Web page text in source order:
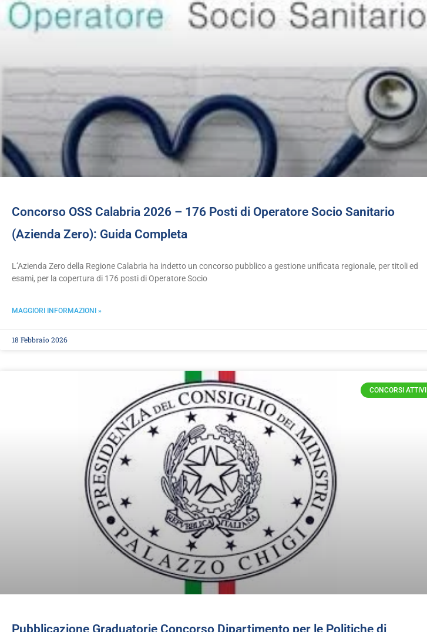
Concorso OSS Calabria 2026 – 176 Posti di Operatore Socio Sanitario
(Azienda Zero): Guida Completa
L’Azienda Zero della Regione Calabria ha indetto un concorso pubblico a gestione unificata regionale, per titoli ed
esami, per la copertura di 176 posti di Operatore Socio
MAGGIORI INFORMAZIONI »
18 Febbraio 2026
CONCORSI ATTIVI
Pubblicazione Graduatorie Concorso Dipartimento per le Politiche di